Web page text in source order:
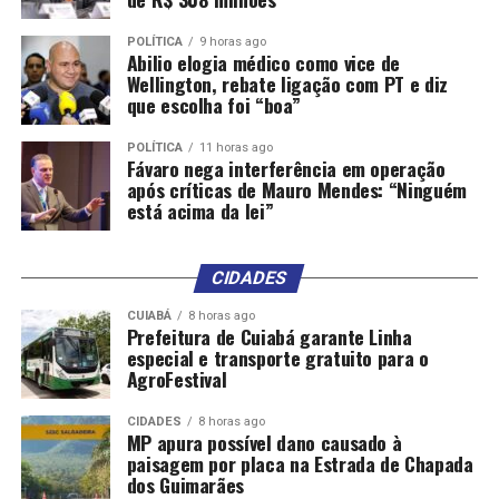
– Federação Brasileira das Associações de Ginecologia e
Obstetrícia;
– Instituto Todos Pela Saúde;
– Associação Brasileira de Municípios;
– Associação Nacional dos Prefeitos e Vice-Prefeitos;
– Frente Nacional de Prefeitas e Prefeitos;
– Serviço Social do Comércio;
– Serviço Social da Indústria;
– Serviço Nacional de Aprendizagem Industrial;
– Federação Nacional de Jornalistas;
POLÍTICA 9 horas ago
Abilio elogia médico como vice de
Wellington, rebate ligação com PT e diz
que escolha foi “boa”
POLÍTICA 11 horas ago
Fávaro nega interferência em operação
após críticas de Mauro Mendes: “Ninguém
está acima da lei”
CIDADES
CUIABÁ 8 horas ago
Prefeitura de Cuiabá garante Linha
especial e transporte gratuito para o
AgroFestival
CIDADES 8 horas ago
MP apura possível dano causado à
paisagem por placa na Estrada de Chapada
dos Guimarães